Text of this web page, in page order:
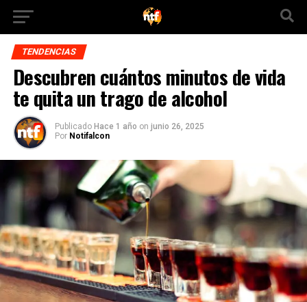
TENDENCIAS
Descubren cuántos minutos de vida
te quita un trago de alcohol
Publicado Hace 1 año on junio 26, 2025
Por Notifalcon